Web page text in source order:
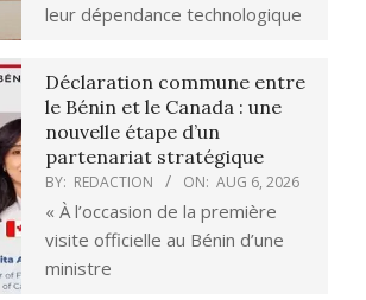
leur dépendance technologique
Déclaration commune entre
le Bénin et le Canada : une
nouvelle étape d’un
partenariat stratégique
BY: REDACTION ON: AUG 6, 2026
« À l’occasion de la première
visite officielle au Bénin d’une
ministre